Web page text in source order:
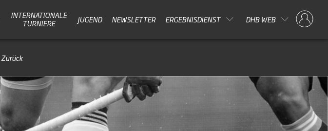
INTERNATIONALE
TURNIERE
JUGEND NEWSLETTER ERGEBNISDIENST DHB WEB
Zurück